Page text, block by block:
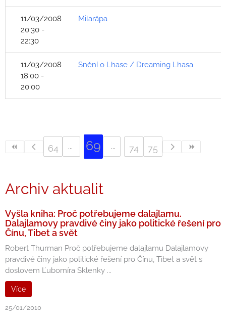
11/03/2008
20:30 -
22:30
Milaräpa
11/03/2008
18:00 -
20:00
Snění o Lhase / Dreaming Lhasa
64 69 74 75
Archiv aktualit
Vyšla kniha: Proč potřebujeme dalajlamu.
Dalajlamovy pravdivé činy jako politické řešení pro
Čínu, Tibet a svět
Robert Thurman Proč potřebujeme dalajlamu Dalajlamovy
pravdivé činy jako politické řešení pro Čínu, Tibet a svět s
doslovem Ľubomíra Sklenky ...
Více
25/01/2010